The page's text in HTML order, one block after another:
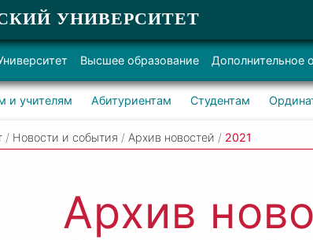
УНИВЕРСИТЕТ
Высшее образование Дополнительное
и учителям Абитуриентам Студентам
/ Новости и события / Архив новостей / 2021
Архив